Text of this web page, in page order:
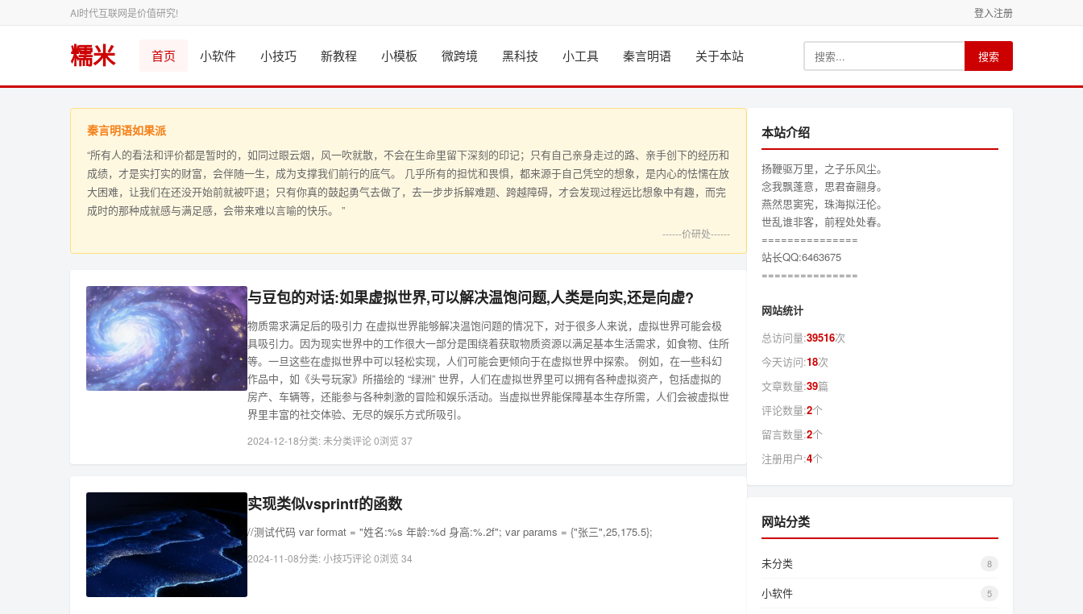
AI时代互联网是价值研究! 登入注册
糯米 首页 小软件 小技巧 新教程 小模板 微跨境 黑科技 小工具 秦言明语 关于本站 搜索
秦言明语如果派
“所有人的看法和评价都是暂时的，如同过眼云烟，风一吹就散，不会在生命里留下深刻的印记；只有自己亲身走过的路、亲手创下的经历和
成绩，才是实打实的财富，会伴随一生，成为支撑我们前行的底气。 几乎所有的担忧和畏惧，都来源于自己凭空的想象，是内心的怯懦在放
大困难，让我们在还没开始前就被吓退；只有你真的鼓起勇气去做了，去一步步拆解难题、跨越障碍，才会发现过程远比想象中有趣，而完
成时的那种成就感与满足感，会带来难以言喻的快乐。 ”
------价研处------
与豆包的对话:如果虚拟世界,可以解决温饱问题,人类是向实,还是向虚?
物质需求满足后的吸引力 在虚拟世界能够解决温饱问题的情况下，对于很多人来说，虚拟世界可能会极
具吸引力。因为现实世界中的工作很大一部分是围绕着获取物质资源以满足基本生活需求，如食物、住所
等。一旦这些在虚拟世界中可以轻松实现，人们可能会更倾向于在虚拟世界中探索。 例如，在一些科幻
作品中，如《头号玩家》所描绘的 “绿洲” 世界，人们在虚拟世界里可以拥有各种虚拟资产，包括虚拟的
房产、车辆等，还能参与各种刺激的冒险和娱乐活动。当虚拟世界能保障基本生存所需，人们会被虚拟世
界里丰富的社交体验、无尽的娱乐方式所吸引。
2024-12-18分类:未分类评论 0浏览 37
实现类似vsprintf的函数
//测试代码 var format = "姓名:%s 年龄:%d 身高:%.2f"; var params = {"张三",25,175.5};
2024-11-08分类:小技巧评论 0浏览 34
本站介绍
扬鞭驱万里，之子乐风尘。
念我飘蓬意，思君奋翮身。
燕然思窦宪，珠海拟汪伦。
世乱谁非客，前程处处春。
===============
站长QQ:6463675
===============
网站统计
总访问量:39516次
今天访问:18次
文章数量:39篇
评论数量:2个
留言数量:2个
注册用户:4个
网站分类
未分类 8
小软件 5